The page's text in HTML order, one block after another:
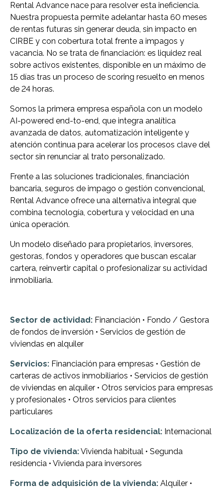
Rental Advance nace para resolver esta ineficiencia.
Nuestra propuesta permite adelantar hasta 60 meses
de rentas futuras sin generar deuda, sin impacto en
CIRBE y con cobertura total frente a impagos y
vacancia. No se trata de financiación: es liquidez real
sobre activos existentes, disponible en un máximo de
15 días tras un proceso de scoring resuelto en menos
de 24 horas.
Somos la primera empresa española con un modelo
AI-powered end-to-end, que integra analítica
avanzada de datos, automatización inteligente y
atención continua para acelerar los procesos clave del
sector sin renunciar al trato personalizado.
Frente a las soluciones tradicionales, financiación
bancaria, seguros de impago o gestión convencional,
Rental Advance ofrece una alternativa integral que
combina tecnología, cobertura y velocidad en una
única operación.
Un modelo diseñado para propietarios, inversores,
gestoras, fondos y operadores que buscan escalar
cartera, reinvertir capital o profesionalizar su actividad
inmobiliaria.
Sector de actividad: Financiación • Fondo / Gestora
de fondos de inversión • Servicios de gestión de
viviendas en alquiler
Servicios: Financiación para empresas • Gestión de
carteras de activos inmobiliarios • Servicios de gestión
de viviendas en alquiler • Otros servicios para empresas
y profesionales • Otros servicios para clientes
particulares
Localización de la oferta residencial: Internacional
Tipo de vivienda:Vivienda habitual • Segunda
residencia • Vivienda para inversores
Forma de adquisición de la vivienda: Alquiler •